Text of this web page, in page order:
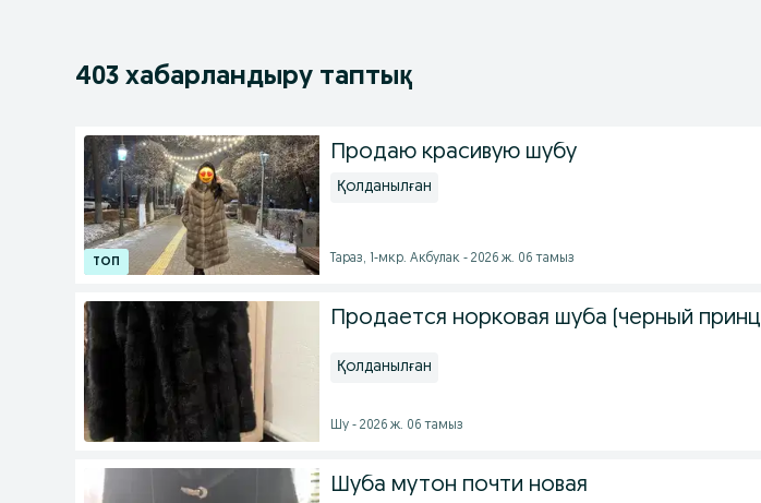
403 хабарландыру таптық
Продаю красивую шубу
Қолданылған
Тараз, 1-мкр. Акбулак - 2026 ж. 06 тамыз
Продается норковая шуба (черный принц)
Қолданылған
Шу - 2026 ж. 06 тамыз
Шуба мутон почти новая